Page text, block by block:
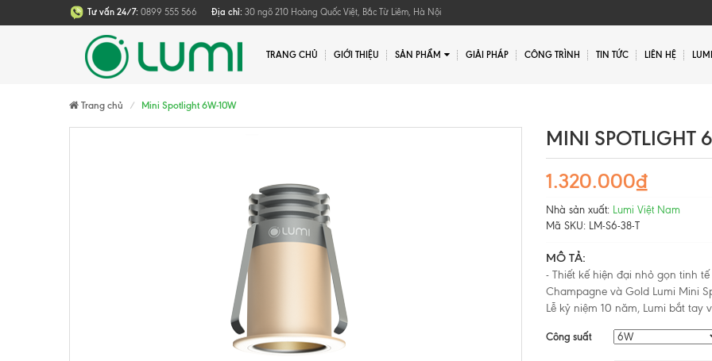
Tư vấn 24/7: 0899 555 566 Địa chỉ: 30 ngõ 210 Hoàng Quốc Việt, Bắc Từ Liêm, Hà Nội
TRANG CHỦ GIỚI THIỆU SẢN PHẨM GIẢI PHÁP CÔNG TRÌNH TIN TỨC LIÊN HỆ
Trang chủ Mini Spotlight 6W-10W
MINI SPOTLIGHT
1.320.000₫
Nhà sản xuất: Lumi Việt Nam
Mã SKU: LM-S6-38-T
MÔ TẢ:
- Thiết kế hiện đại nhỏ gọn tinh
Champagne và Gold Lumi Mini
Lễ kỷ niệm 10 năm, Lumi bắt
Công suất